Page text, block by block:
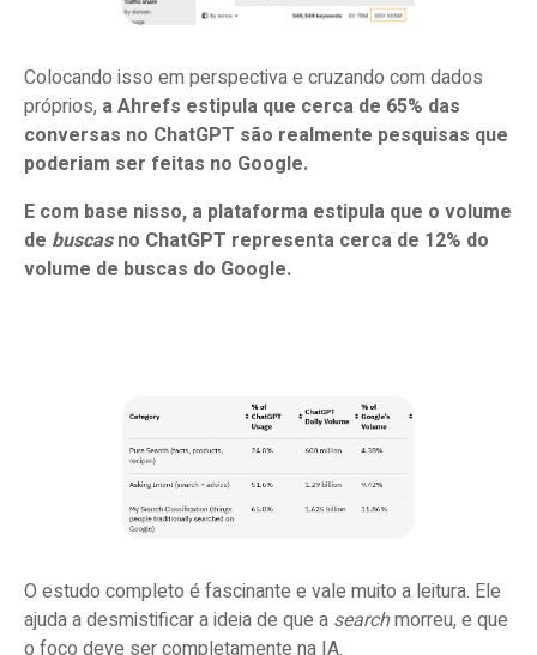
Colocando isso em perspectiva e cruzando com dados
próprios, a Ahrefs estipula que cerca de 65% das
conversas no ChatGPT são realmente pesquisas que
poderiam ser feitas no Google.
E com base nisso, a plataforma estipula que o volume
de buscasno ChatGPT representa cerca de 12% do
volume de buscas do Google.
O estudo completo é fascinante e vale muito a leitura. Ele
ajuda a desmistificar a ideia de que a searchmorreu, e que
o foco deve ser completamente na IA.